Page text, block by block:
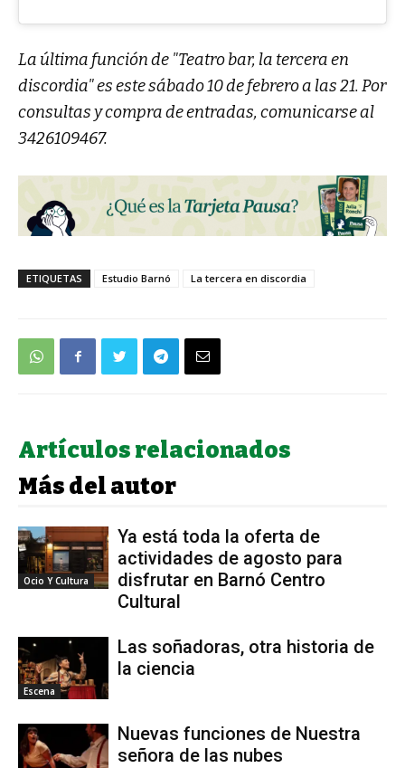
La última función de "Teatro bar, la tercera en
discordia" es este sábado 10 de febrero a las 21. Por
consultas y compra de entradas, comunicarse al
3426109467.
ETIQUETAS Estudio Barnó La tercera en discordia
Artículos relacionados
Más del autor
Ocio Y Cultura
Ya está toda la oferta de
actividades de agosto para
disfrutar en Barnó Centro
Cultural
Escena
Las soñadoras, otra historia de
la ciencia
Nuevas funciones de Nuestra
señora de las nubes